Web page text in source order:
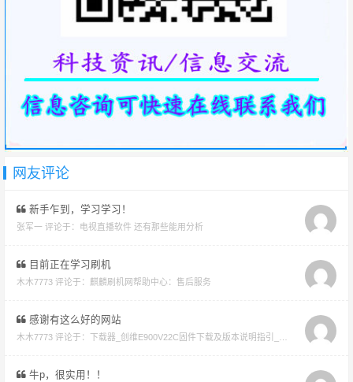
网友评论
新手乍到，学习学习！
张军一 评论于： 电视直播软件 还有那些能用分析
目前正在学习刷机
木木7773 评论于： 麒麟刷机网帮助中心：售后服务
感谢有这么好的网站
木木7773 评论于： 下载器_创维E900V22C固件下载及版本说明指引_看好在下载避免刷成砖
牛p，很实用！！